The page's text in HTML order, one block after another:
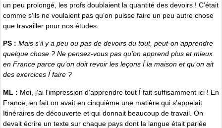
un peu prolongé, les profs doublaient la quantité des devoirs ! C’était
comme s’ils ne voulaient pas qu’on puisse faire un peu autre chose
que travailler pour nos études.
PS : Mais s’il y a peu ou pas de devoirs du tout, peut-on apprendre
quelque chose ? Ne pensez-vous pas qu’on apprend plus et mieux
en France parce qu’on doit revoir les leçons Í la maison et qu’on ait
des exercices Í faire ?
ML : Moi, j’ai l’impression d’apprendre tout Í fait suffisamment ici ! En
France, en fait on avait en cinquième une matière qui s’appelait
Itinéraires de découverte et qui donnait beaucoup de travail. On
devait écrire un texte sur chaque pays dont la langue était parlée